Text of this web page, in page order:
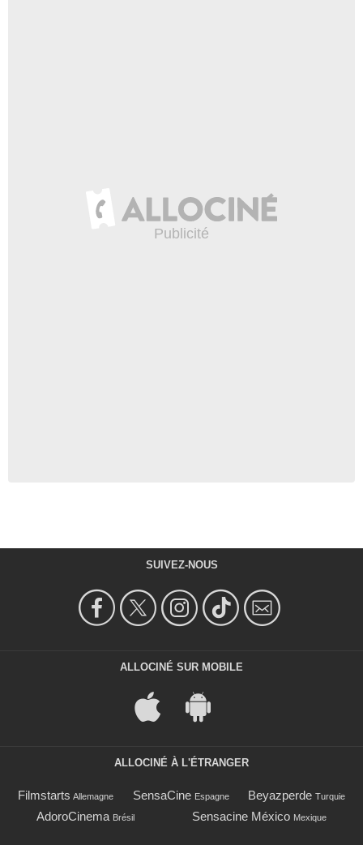
SUIVEZ-NOUS
ALLOCINÉ SUR MOBILE
ALLOCINÉ À L'ÉTRANGER
Filmstarts Allemagne SensaCine Espagne Beyazperde Turquie
AdoroCinema Brésil Sensacine México Mexique